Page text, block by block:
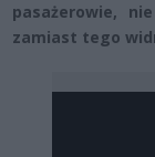
pasażerowie,
zamiast tego